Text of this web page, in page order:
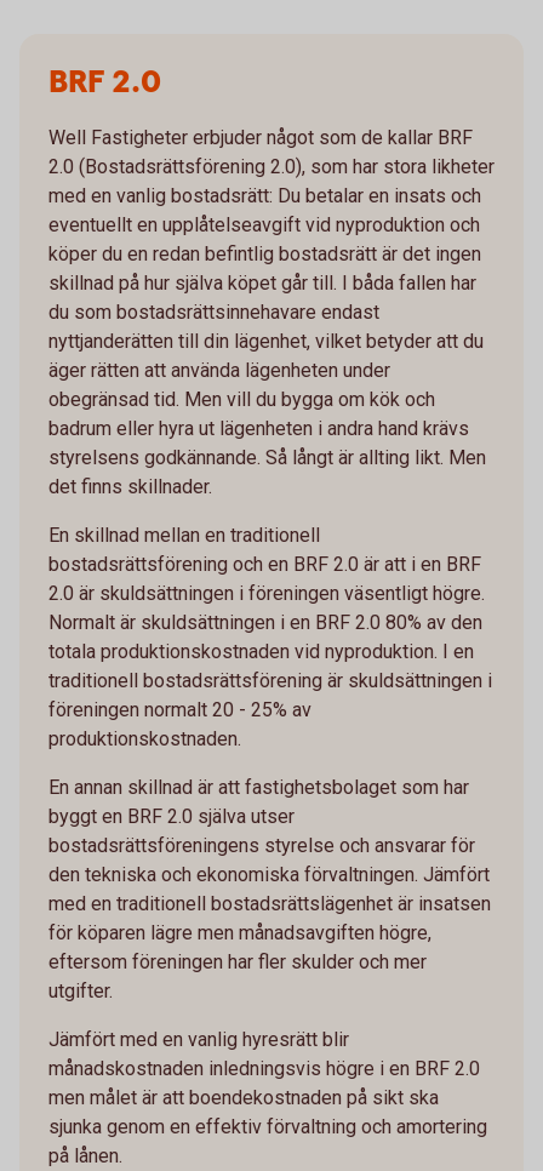
BRF 2.0
Well Fastigheter erbjuder något som de kallar BRF
2.0 (Bostadsrättsförening 2.0), som har stora likheter
med en vanlig bostadsrätt: Du betalar en insats och
eventuellt en upplåtelseavgift vid nyproduktion och
köper du en redan befintlig bostadsrätt är det ingen
skillnad på hur själva köpet går till. I båda fallen har
du som bostadsrättsinnehavare endast
nyttjanderätten till din lägenhet, vilket betyder att du
äger rätten att använda lägenheten under
obegränsad tid. Men vill du bygga om kök och
badrum eller hyra ut lägenheten i andra hand krävs
styrelsens godkännande. Så långt är allting likt. Men
det finns skillnader.
En skillnad mellan en traditionell
bostadsrättsförening och en BRF 2.0 är att i en BRF
2.0 är skuldsättningen i föreningen väsentligt högre.
Normalt är skuldsättningen i en BRF 2.0 80% av den
totala produktionskostnaden vid nyproduktion. I en
traditionell bostadsrättsförening är skuldsättningen i
föreningen normalt 20 - 25% av
produktionskostnaden.
En annan skillnad är att fastighetsbolaget som har
byggt en BRF 2.0 själva utser
bostadsrättsföreningens styrelse och ansvarar för
den tekniska och ekonomiska förvaltningen. Jämfört
med en traditionell bostadsrättslägenhet är insatsen
för köparen lägre men månadsavgiften högre,
eftersom föreningen har fler skulder och mer
utgifter.
Jämfört med en vanlig hyresrätt blir
månadskostnaden inledningsvis högre i en BRF 2.0
men målet är att boendekostnaden på sikt ska
sjunka genom en effektiv förvaltning och amortering
på lånen.